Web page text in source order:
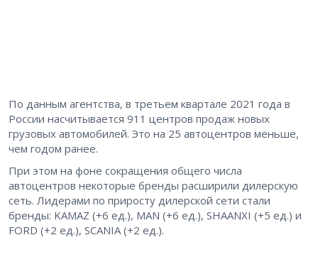
По данным агентства, в третьем квартале 2021 года в
России насчитывается 911 центров продаж новых
грузовых автомобилей. Это на 25 автоцентров меньше,
чем годом ранее.
При этом на фоне сокращения общего числа
автоцентров некоторые бренды расширили дилерскую
сеть. Лидерами по приросту дилерской сети стали
бренды: KAMAZ (+6 ед.), MAN (+6 ед.), SHAANXI (+5 ед.) и
FORD (+2 ед.), SCANIA (+2 ед.).